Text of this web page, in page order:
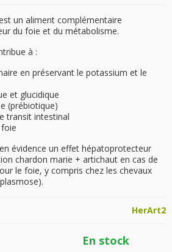
un aliment complémentaire
du foie et du métabolisme.
à :
en préservant le potassium et le
et glucidique
(prébiotique)
transit intestinal
évidence un effet hépatoprotecteur
chardon marie + artichaut en cas de
le foie, y compris chez les chevaux
HerArt2
En stock